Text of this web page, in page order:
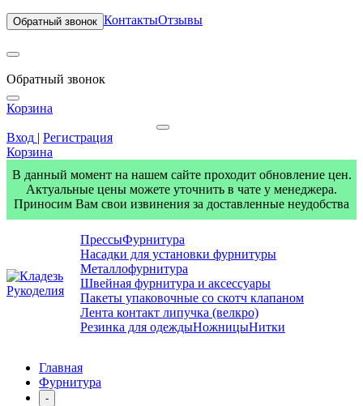
Обратный звонок КонтактыОтзывы
Обратный звонок
Корзина
Вход | Регистрация
Корзина
В данный момент на нашем сайте проходит обновление цен.
Актуальные цены можете уточнить в чате у менеджера.
Приносим Вам свои извинения за доставленные неудобства
ПрессыФурнитура
Насадки для установки фурнитуры
Металлофурнитура
Швейная фурнитура и аксессуары
Пакеты упаковочные со скотч клапаном
Лента контакт липучка (велкро)
Резинка для одеждыНожницыНитки
Главная
Фурнитура
-